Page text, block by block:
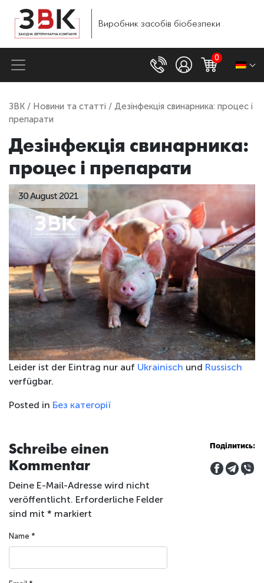
Виробник засобів біобезпеки
0
ЗВК / Новини та статті / Дезінфекція свинарника: процес і
препарати
Дезінфекція свинарника:
процес і препарати
30 August 2021
Leider ist der Eintrag nur auf Ukrainisch und Russisch
verfügbar.
Posted in Без категорії
Schreibe einen
Kommentar
Deine E-Mail-Adresse wird nicht
veröffentlicht. Erforderliche Felder
sind mit * markiert
Name *
Поділитись: